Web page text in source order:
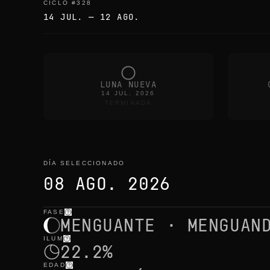
CICLO #328
14 JUL. — 12 AGO.
LUNA NUEVA
14 JUL. 2026
DÍA SELECCIONADO
08 AGO. 2026
día seleccionado
FASE
MENGUANTE ·
ILUM
22.2%
EDAD